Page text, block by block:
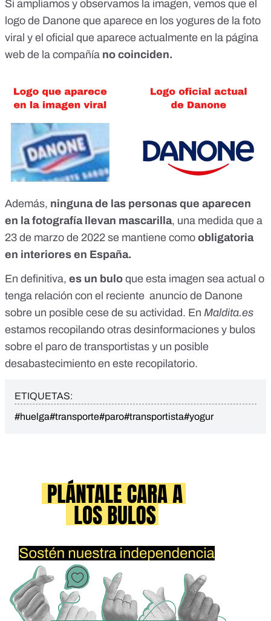
Si ampliamos y observamos la imagen, vemos que el
logo de Danone que aparece en los yogures de la foto
viral y el oficial que aparece actualmente en la página
web de la compañía no coinciden.
Además, ninguna de las personas que aparecen
en la fotografía llevan mascarilla, una medida que a
23 de marzo de 2022 se mantiene como obligatoria
en interiores en España.
En definitiva, es un bulo que esta imagen sea actual o
tenga relación con el reciente anuncio de Danone
sobre un posible cese de su actividad. En Maldita.es
estamos recopilando otras desinformaciones y bulos
sobre el paro de transportistas y un posible
desabastecimiento en este recopilatorio.
ETIQUETAS:
#huelga#transporte#paro#transportista#yogur